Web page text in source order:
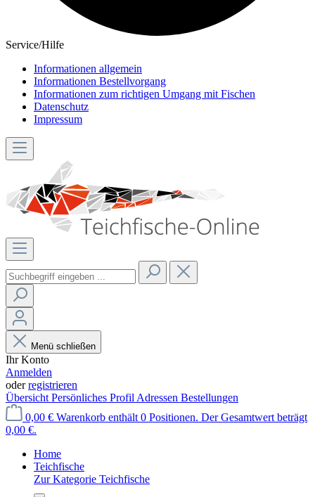
Service/Hilfe
Informationen allgemein
Informationen Bestellvorgang
Informationen zum richtigen Umgang mit Fischen
Datenschutz
Impressum
Menü schließen
Ihr Konto
Anmelden
oderregistrieren
Übersicht Persönliches Profil Adressen Bestellungen
0,00 € Warenkorb enthält 0 Positionen. Der Gesamtwert beträgt
0,00 €.
Home
Teichfische
Zur Kategorie Teichfische